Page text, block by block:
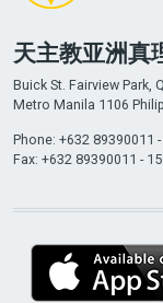
天主教亚洲真
Buick St. Fairview Park,
Metro Manila 1106
Phone: +632 89390011
Fax: +632 89390011 - 15